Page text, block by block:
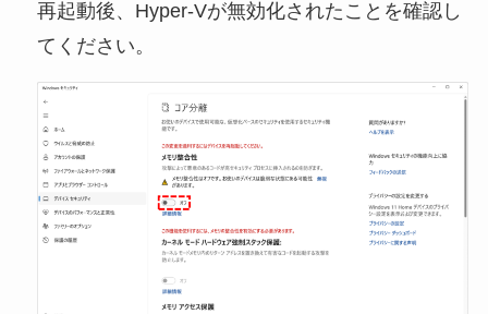
再起動後、Hyper-Vが無効化されたことを確認し
てください。